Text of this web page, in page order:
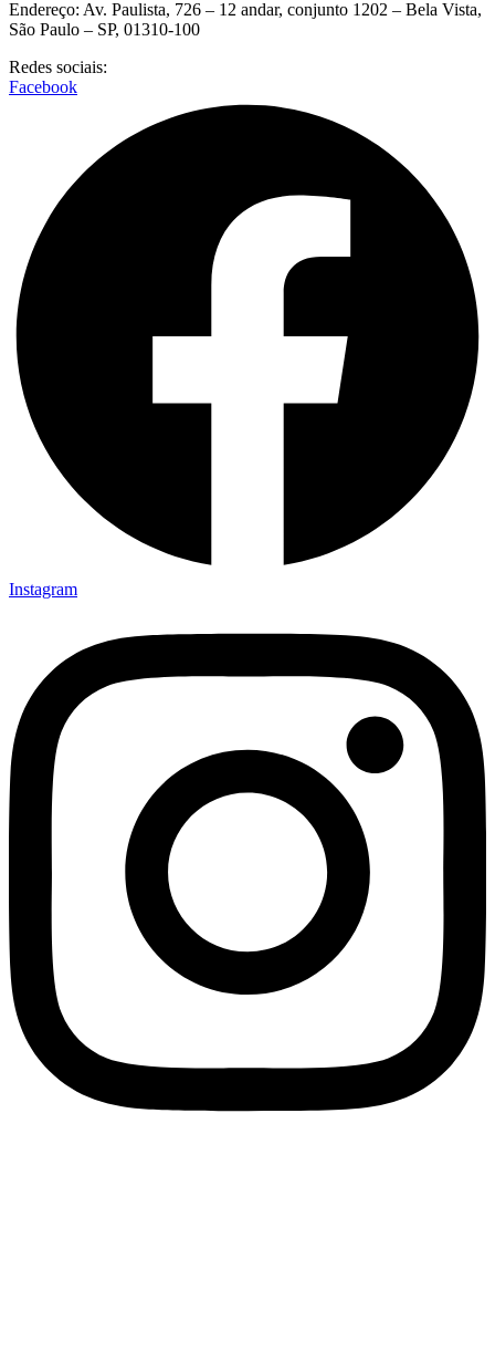
Endereço: Av. Paulista, 726 – 12 andar, conjunto 1202 – Bela Vista,
São Paulo – SP, 01310-100
Redes sociais:
Facebook
Instagram